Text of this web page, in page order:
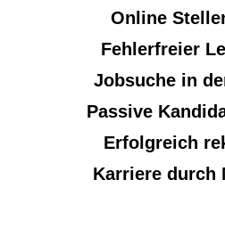
Online
Fehlerfreier
Jobsuche in
Passive
Erfolgreich
Karriere durch